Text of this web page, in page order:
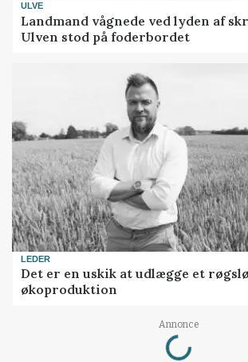
ULVE
Landmand vågnede ved lyden af
Ulven stod på foderbordet
LEDER
Det er en uskik at udlægge et
økoproduktion
Annonce
Loading...